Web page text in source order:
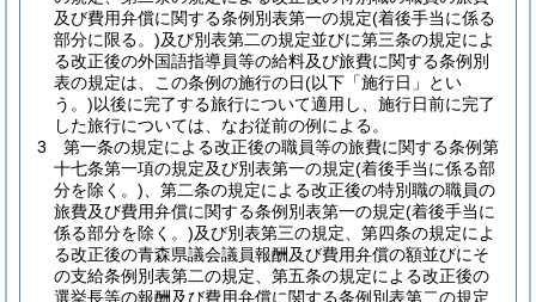
及び費用弁償に関する条例別表第一の規定(着後手当に係る
部分に限る。)及び別表第二の規定並びに第三条の規定によ
る改正後の外国語指導員等の給料及び旅費に関する条例別
表の規定は、この条例の施行の日(以下「施行日」とい
う。)以後に完了する旅行について適用し、施行日前に完了
した旅行については、なお従前の例による。
3
第一条の規定による改正後の職員等の旅費に関する条例第
十七条第一項の規定及び別表第一の規定(着後手当に係る部
分を除く。) 、第二条の規定による改正後の特別職の職員の
旅費及び費用弁償に関する条例別表第一の規定(着後手当に
係る部分を除く。)及び別表第三の規定、第四条の規定によ
る改正後の青森県議会議員報酬及び費用弁償の額並びにそ
の支給条例別表第二の規定、第五条の規定による改正後の
選挙長等の報酬及び費用弁償に関する条例別表第二の規定